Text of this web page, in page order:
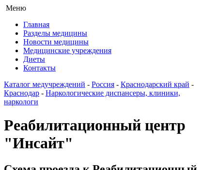
Меню
Главная
Разделы медицины
Новости медицины
Медицинские учреждения
Диеты
Контакты
Каталог медучреждений - Россия - Краснодарский край -
Краснодар - Наркологические диспансеры, клиники,
наркологи
Реабилитационный центр
"Инсайт"